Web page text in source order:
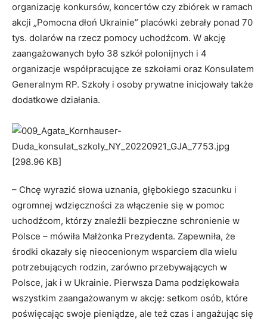
organizację konkursów, koncertów czy zbiórek w ramach
akcji „Pomocna dłoń Ukrainie” placówki zebrały ponad 70
tys. dolarów na rzecz pomocy uchodźcom. W akcję
zaangażowanych było 38 szkół polonijnych i 4
organizacje współpracujące ze szkołami oraz Konsulatem
Generalnym RP. Szkoły i osoby prywatne inicjowały także
dodatkowe działania.
– Chcę wyrazić słowa uznania, głębokiego szacunku i
ogromnej wdzięczności za włączenie się w pomoc
uchodźcom, którzy znaleźli bezpieczne schronienie w
Polsce – mówiła Małżonka Prezydenta. Zapewniła, że
środki okazały się nieocenionym wsparciem dla wielu
potrzebujących rodzin, zarówno przebywających w
Polsce, jak i w Ukrainie. Pierwsza Dama podziękowała
wszystkim zaangażowanym w akcję: setkom osób, które
poświęcając swoje pieniądze, ale też czas i angażując się